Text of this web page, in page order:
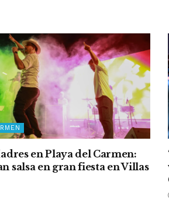
en Playa del Carmen:
salsa en gran fiesta en Villas